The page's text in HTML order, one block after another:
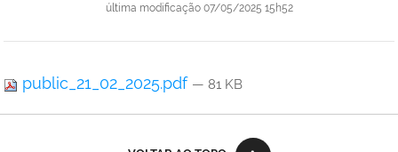
última modificação07/05/2025 15h52
public_21_02_2025.pdf — 81 KB